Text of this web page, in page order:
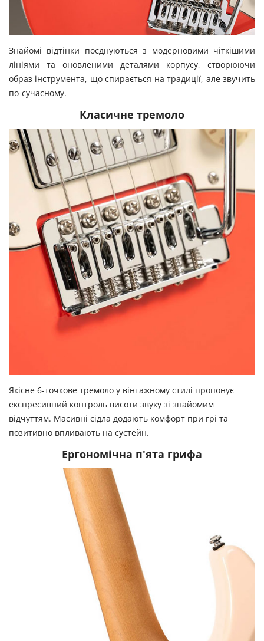
Знайомі відтінки поєднуються з модерновими чіткішими
лініями та оновленими деталями корпусу, створюючи
образ інструмента, що спирається на традиції, але звучить
по-сучасному.
Класичне тремоло
Якісне 6-точкове тремоло у вінтажному стилі пропонує
експресивний контроль висоти звуку зі знайомим
відчуттям. Масивні сідла додають комфорт при грі та
позитивно впливають на сустейн.
Ергономічна п'ята грифа